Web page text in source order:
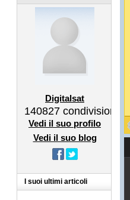
Digitalsat
140827 condivisioni
Vedi il suo profilo
Vedi il suo blog
I suoi ultimi articoli